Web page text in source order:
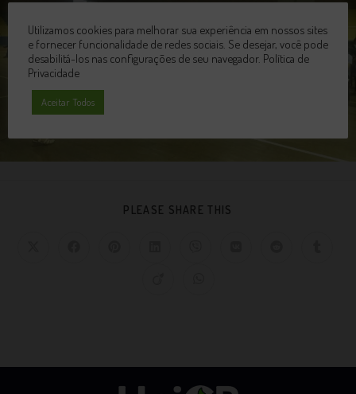
PLEASE SHARE THIS
Utilizamos cookies para melhorar sua experiência em nossos sites
e fornecer funcionalidade de redes sociais. Se desejar, você pode
desabilitá-los nas configurações de seu navegador. Política de
Privacidade
Aceitar Todos